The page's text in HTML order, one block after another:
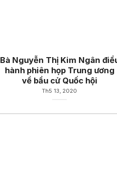
Bà Nguyễn Thị Kim Ngân
hành phiên họp Trung ương
về bầu cử Quốc hội
Th5 13, 2020